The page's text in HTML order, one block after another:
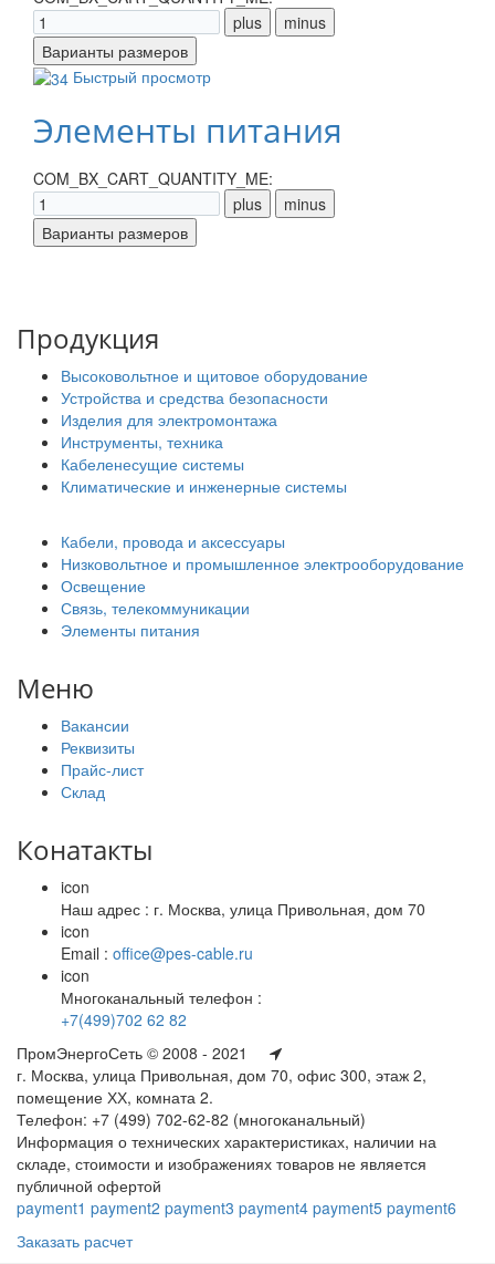
Быстрый просмотр
Элементы питания
COM_BX_CART_QUANTITY_ME:
Продукция
Высоковольтное и щитовое оборудование
Устройства и средства безопасности
Изделия для электромонтажа
Инструменты, техника
Кабеленесущие системы
Климатические и инженерные системы
Кабели, провода и аксессуары
Низковольтное и промышленное электрооборудование
Освещение
Связь, телекоммуникации
Элементы питания
Меню
Вакансии
Реквизиты
Прайс-лист
Склад
Конатакты
icon
Наш адрес : г. Москва, улица Привольная, дом 70
icon
Email : office@pes-cable.ru
icon
Многоканальный телефон :
+7(499)702 62 82
ПромЭнергоСеть © 2008 - 2021
г. Москва, улица Привольная, дом 70, офис 300, этаж 2,
помещение ХХ, комната 2.
Телефон: +7 (499) 702-62-82 (многоканальный)
Информация о технических характеристиках, наличии на
складе, стоимости и изображениях товаров не является
публичной офертой
payment1 payment2 payment3 payment4 payment5 payment6
Заказать расчет